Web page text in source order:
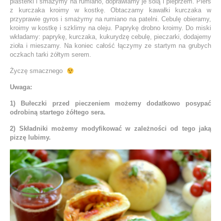
z kurczaka kroimy w kostkę. Obtaczamy kawałki kurczaka w
przyprawie gyros i smażymy na rumiano na patelni. Cebulę obieramy,
kroimy w kostkę i szklimy na oleju. Paprykę drobno kroimy. Do miski
wkładamy: paprykę, kurczaka, kukurydzę cebulę, pieczarki, dodajemy
zioła i mieszamy. Na koniec całość łączymy ze startym na grubych
oczkach tarki żółtym serem.
Życzę smacznego
Uwaga:
1) Bułeczki przed pieczeniem możemy dodatkowo posypać
odrobiną startego żółtego sera.
2) Składniki możemy modyfikować w zależności od tego jaką
pizzę lubimy.